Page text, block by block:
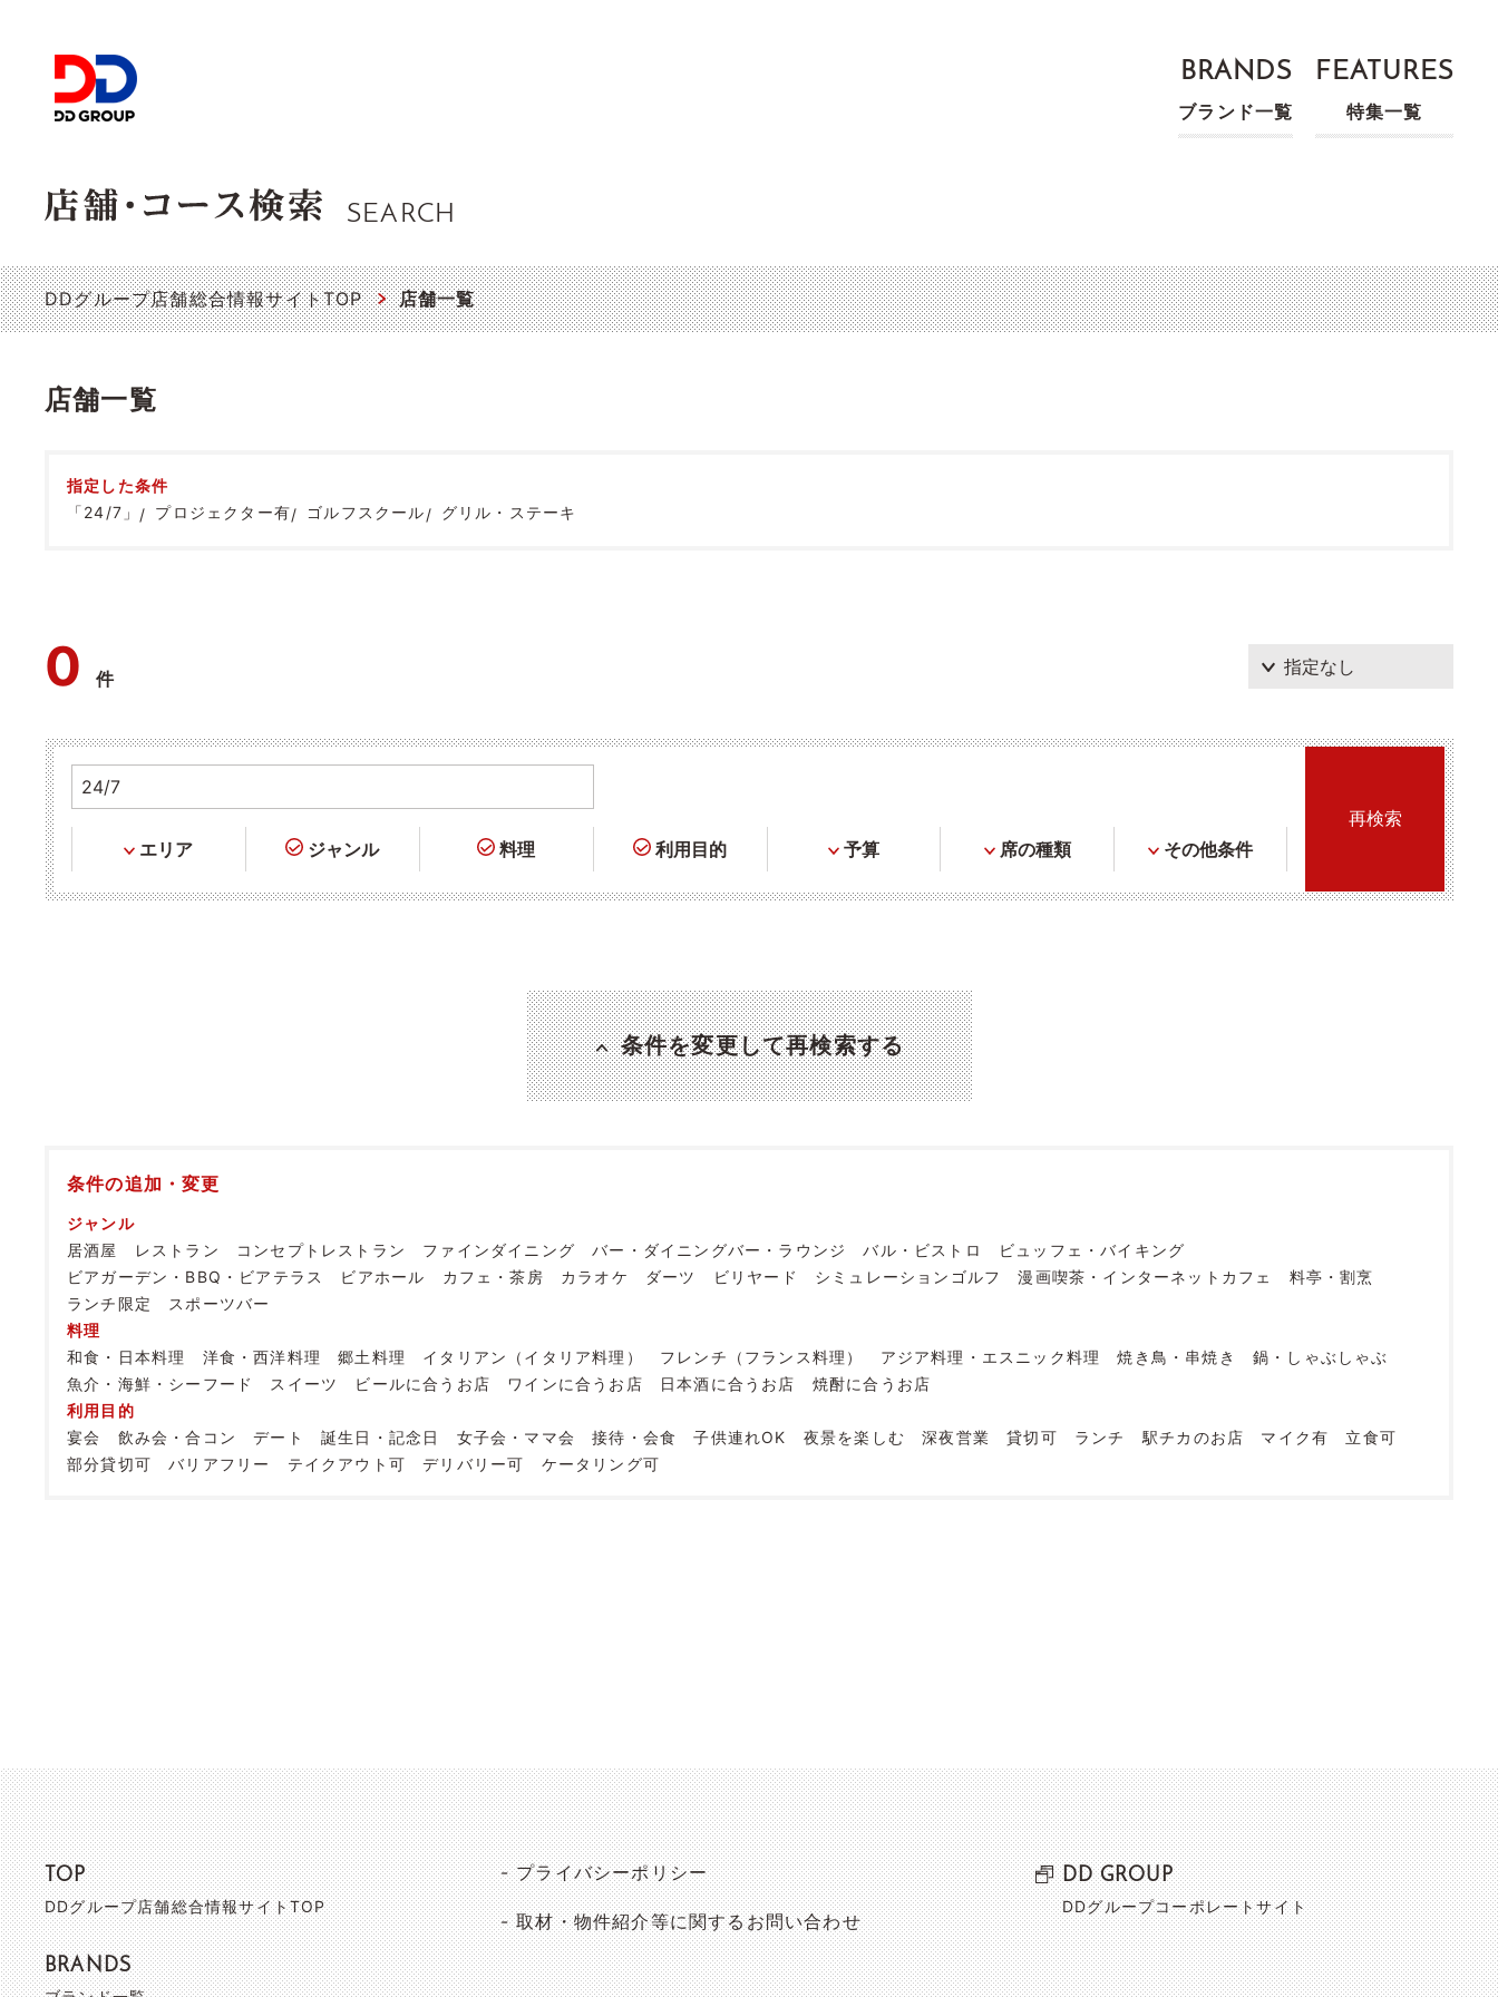
BRANDS
ブランド一覧
FEATURES
特集一覧
SEARCH
DDグループ店舗総合情報サイトTOP 店舗一覧
店舗一覧
指定した条件
「24/7」
プロジェクター有 ゴルフスクール グリル・ステーキ
0件
エリア ジャンル 料理 利用目的 予算 席の種類 その他条件
条件を変更して再検索する
条件の追加・変更
ジャンル
居酒屋
レストラン コンセプトレストラン ファインダイニング バー・ダイニングバー・ラウンジ バル・ビストロ
ビュッフェ・バイキング
ビアガーデン・BBQ・ビアテラス
ビアホール カフェ・茶房 カラオケ ダーツ ビリヤード シミュレーションゴルフ 漫画喫茶・インターネットカフェ
料亭・割烹
ランチ限定
スポーツバー
料理
和食・日本料理
洋食・西洋料理 郷土料理 イタリアン（イタリア料理） フレンチ（フランス料理） アジア料理・エスニック料理 焼き鳥・串焼き
鍋・しゃぶしゃぶ
魚介・海鮮・シーフード
スイーツ ビールに合うお店 ワインに合うお店 日本酒に合うお店
焼酎に合うお店
利用目的
宴会
飲み会・合コン デート 誕生日・記念日 女子会・ママ会 接待・会食 子供連れOK 夜景を楽しむ 深夜営業 貸切可 ランチ 駅チカのお店 マイク有
立食可
部分貸切可
バリアフリー テイクアウト可 デリバリー可 ケータリング可
TOP
DDグループ店舗総合情報サイトTOP
BRANDS
プライバシーポリシー
取材・物件紹介等に関するお問い合わせ
DD GROUP
DDグループコーポレートサイト